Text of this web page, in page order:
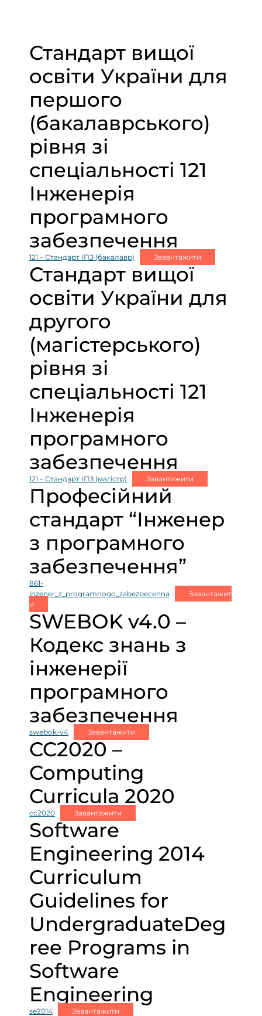
Стандарт вищої
освіти України для
першого
(бакалаврського)
рівня зі
спеціальності 121
Інженерія
програмного
забезпечення
121 – Стандарт ІПЗ (бакалавр) Завантажити
Стандарт вищої
освіти України для
другого
(магістерського)
рівня зі
спеціальності 121
Інженерія
програмного
забезпечення
121 – Стандарт ІПЗ (магістр) Завантажити
Професійний
стандарт “Інженер
з програмного
забезпечення”
861-
inzener_z_programnogo_zabezpecenna
Завантажит
и
SWEBOK v4.0 –
Кодекс знань з
інженерії
програмного
забезпечення
swebok-v4 Завантажити
CC2020 –
Computing
Curricula 2020
cc2020 Завантажити
Software
Engineering 2014
Curriculum
Guidelines for
UndergraduateDeg
ree Programs in
Software
Engineering
se2014 Завантажити